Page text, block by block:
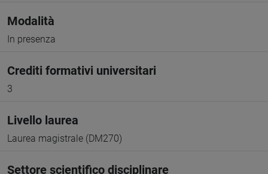
Modalità
In presenza
Crediti formativi universitari
3
Livello laurea
Laurea magistrale (DM270)
Settore scientifico disciplinare